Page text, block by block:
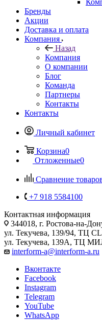
Бренды
Акции
Доставка и оплата
Компания
Назад
Компания
О компании
Блог
Команда
Партнеры
Контакты
Контакты
Личный кабинет
Корзина0
Отложенные0
Сравнение
+7 918 5584100
Контактная информация
344018, г. Ростова-на-
ул. Текучева, 139/94, ТЦ
ул. Текучева, 139А, ТЦ
interform-a@interform-a.ru
Вконтакте
Facebook
Instagram
Telegram
YouTube
WhatsApp